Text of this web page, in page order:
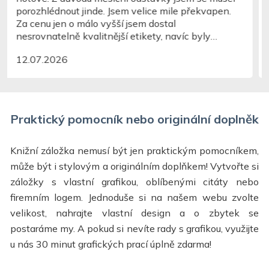
14.07.2026
Praktický pomocník nebo originální doplněk
Knižní záložka nemusí být jen praktickým pomocníkem,
může být i stylovým a originálním doplňkem! Vytvořte si
záložky s vlastní grafikou, oblíbenými citáty nebo
firemním logem. Jednoduše si na našem webu zvolte
velikost, nahrajte vlastní design a o zbytek se
postaráme my. A pokud si nevíte rady s grafikou, využijte
u nás 30 minut grafických prací úplně zdarma!